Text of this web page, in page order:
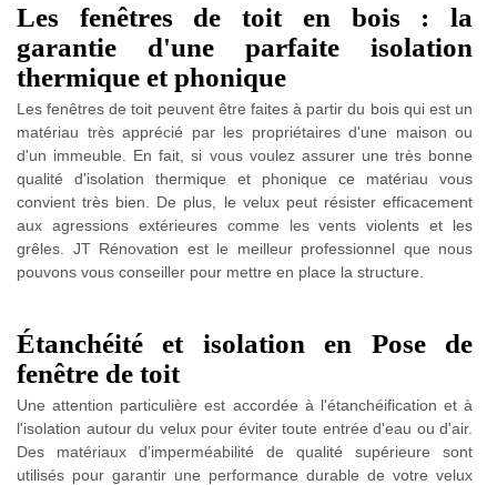
Les fenêtres de toit en bois : la
garantie d'une parfaite isolation
thermique et phonique
Les fenêtres de toit peuvent être faites à partir du bois qui est un
matériau très apprécié par les propriétaires d'une maison ou
d'un immeuble. En fait, si vous voulez assurer une très bonne
qualité d'isolation thermique et phonique ce matériau vous
convient très bien. De plus, le velux peut résister efficacement
aux agressions extérieures comme les vents violents et les
grêles. JT Rénovation est le meilleur professionnel que nous
pouvons vous conseiller pour mettre en place la structure.
Étanchéité et isolation en Pose de
fenêtre de toit
Une attention particulière est accordée à l'étanchéification et à
l'isolation autour du velux pour éviter toute entrée d'eau ou d'air.
Des matériaux d’imperméabilité de qualité supérieure sont
utilisés pour garantir une performance durable de votre velux